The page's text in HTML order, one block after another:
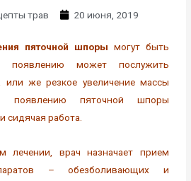
трав 20 июня, 2019
пяточной шпоры могут быть
появлению может послужить
или же резкое увеличение массы
появлению пяточной шпоры
сидячая работа.
лечении, врач назначает прием
– обезболивающих и